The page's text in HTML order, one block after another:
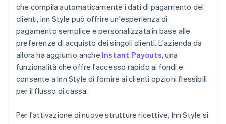
che compila automaticamente i dati di pagamento dei
clienti, Inn Style può offrire un'esperienza di
pagamento semplice e personalizzata in base alle
preferenze di acquisto dei singoli clienti. L'azienda da
allora ha aggiunto anche Instant Payouts, una
funzionalità che offre l'accesso rapido ai fondi e
consente a Inn Style di fornire ai clienti opzioni flessibili
per il flusso di cassa.
Per l'attivazione di nuove strutture ricettive, Inn Style si